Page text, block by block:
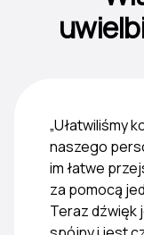
„Ułatwiliśmy
naszego
im łatwe
za pomocą
Teraz dźwięk